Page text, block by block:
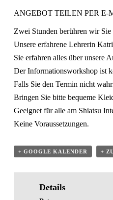
ANGEBOT TEILEN PER E-
Zwei Stunden berühren wir
Unsere erfahrene Lehrerin
Sie erfahren alles über unsere
Der Informationsworkshop ist
Falls Sie den Termin nicht
Bringen Sie bitte bequeme
Geeignet für alle am Shiatsu
Keine Voraussetzungen.
+ GOOGLE KALENDER +
Details